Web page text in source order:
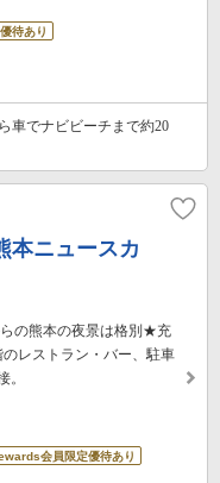
待あり
車でナビビーチまで約20
本ニュースカ
の熊本の夜景は格別★充
レストラン・バー、駐車
。
会員限定優待あり